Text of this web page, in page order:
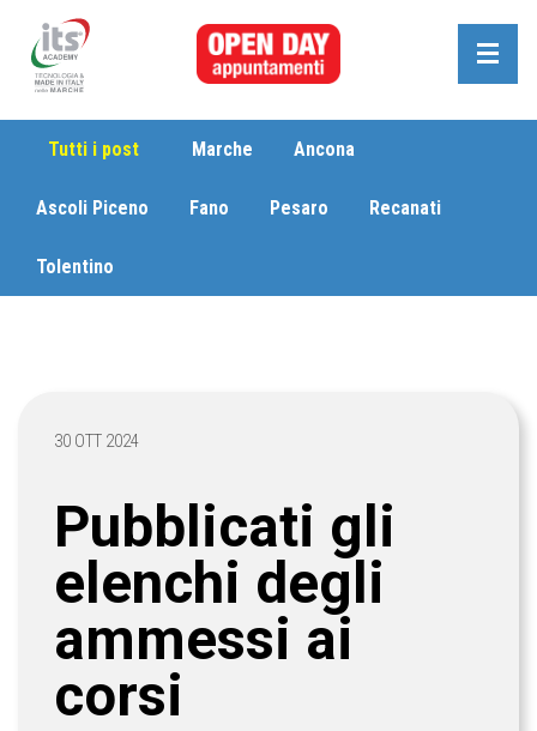
Tutti i post Marche Ancona
Ascoli Piceno Fano Pesaro Recanati
Tolentino
30 OTT 2024
Pubblicati gli
elenchi degli
ammessi ai
corsi